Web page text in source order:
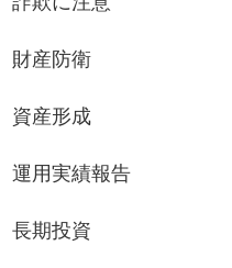
財産防衛
資産形成
運用実績報告
長期投資